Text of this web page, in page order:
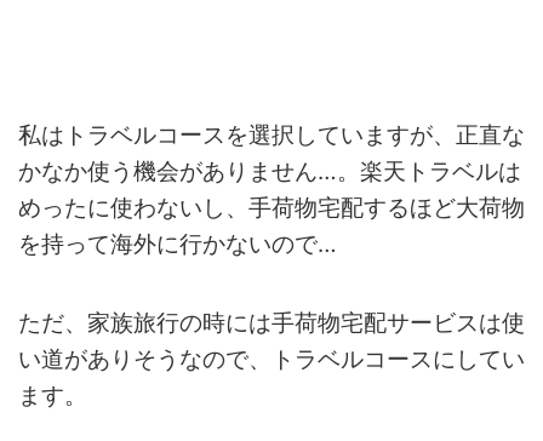
私はトラベルコースを選択していますが、正直な
かなか使う機会がありません…。楽天トラベルは
めったに使わないし、手荷物宅配するほど大荷物
を持って海外に行かないので…
ただ、家族旅行の時には手荷物宅配サービスは使
い道がありそうなので、トラベルコースにしてい
ます。